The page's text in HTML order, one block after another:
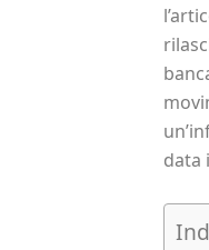
data